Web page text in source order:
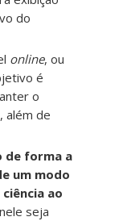
do
online, ou
é
o
além de
de forma a
um modo
ao
seja